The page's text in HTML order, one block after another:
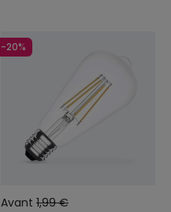
-20%
Avant 1,99 €